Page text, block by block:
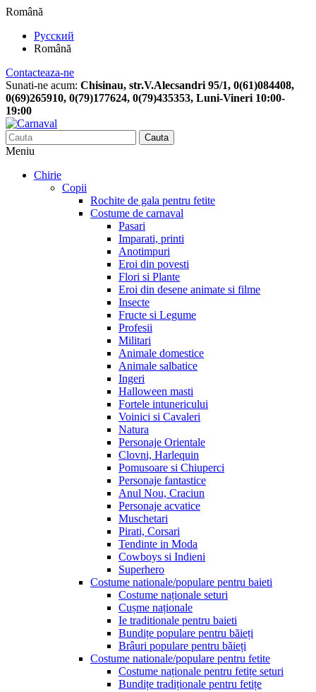
Română
Русский
Română
Contacteaza-ne
Sunati-ne acum: Chisinau, str.V.Alecsandri 95/1, 0(61)084408,
0(69)265910, 0(79)177624, 0(79)435353, Luni-Vineri 10:00-
19:00
Cauta
Meniu
Chirie
Copii
Rochite de gala pentru fetite
Costume de carnaval
Pasari
Imparati, printi
Anotimpuri
Eroi din povesti
Flori si Plante
Eroi din desene animate si filme
Insecte
Fructe si Legume
Profesii
Militari
Animale domestice
Animale salbatice
Ingeri
Halloween masti
Fortele intunericului
Voinici si Cavaleri
Natura
Personaje Orientale
Clovni, Harlequin
Pomusoare si Chiuperci
Personaje fantastice
Anul Nou, Craciun
Personaje acvatice
Muschetari
Pirati, Corsari
Tendinte in Moda
Cowboys si Indieni
Superhero
Costume nationale/populare pentru baieti
Costume naționale seturi
Cușme naționale
Ie traditionale pentru baieti
Bundițe populare pentru băieți
Brâuri populare pentru băieți
Costume nationale/populare pentru fetite
Costume naționale pentru fetițe seturi
Bundițe tradiționale pentru fetițe